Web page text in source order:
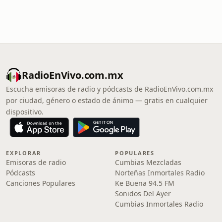
RadioEnVivo.com.mx
Escucha emisoras de radio y pódcasts de RadioEnVivo.com.mx
por ciudad, género o estado de ánimo — gratis en cualquier
dispositivo.
EXPLORAR
Emisoras de radio
Pódcasts
Canciones Populares
POPULARES
Cumbias Mezcladas
Norteñas Inmortales Radio
Ke Buena 94.5 FM
Sonidos Del Ayer
Cumbias Inmortales Radio